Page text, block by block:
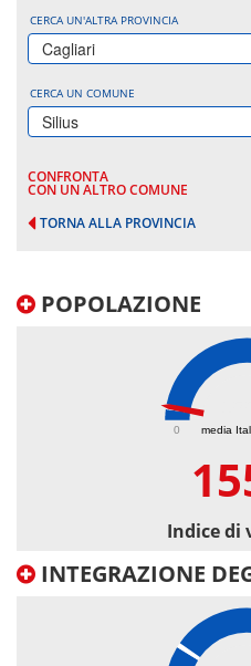
CERCA UN'ALTRA PROVINCIA
Cagliari
CERCA UN COMUNE
Silius
CONFRONTA
CON UN ALTRO COMUNE
TORNA ALLA PROVINCIA
POPOLAZIONE
media
0
Indice di
INTEGRAZIONE